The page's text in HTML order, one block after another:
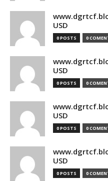
USD
0 POSTS 0
USD
0 POSTS 0
USD
0 POSTS 0
USD
0 POSTS 0